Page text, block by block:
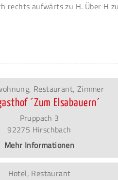
rechts aufwärts zu H. Über H
Restaurant, Zimmer
´Zum Elsabauern´
Pruppach 3
92275 Hirschbach
Mehr Informationen
Hotel, Restaurant